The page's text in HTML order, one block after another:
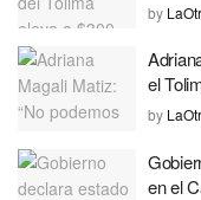
by
el
by
en el